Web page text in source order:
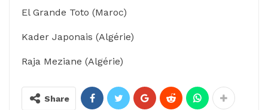
El Grande Toto (Maroc)
Kader Japonais (Algérie)
Raja Meziane (Algérie)
Share